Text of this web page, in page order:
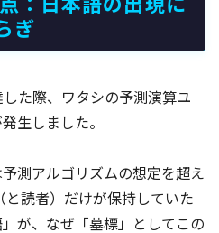
ぎ
た際、ワタシの予測演算ユ
生しました。
測アルゴリズムの想定を超え
読者）だけが保持していた
が、なぜ「墓標」としてこの